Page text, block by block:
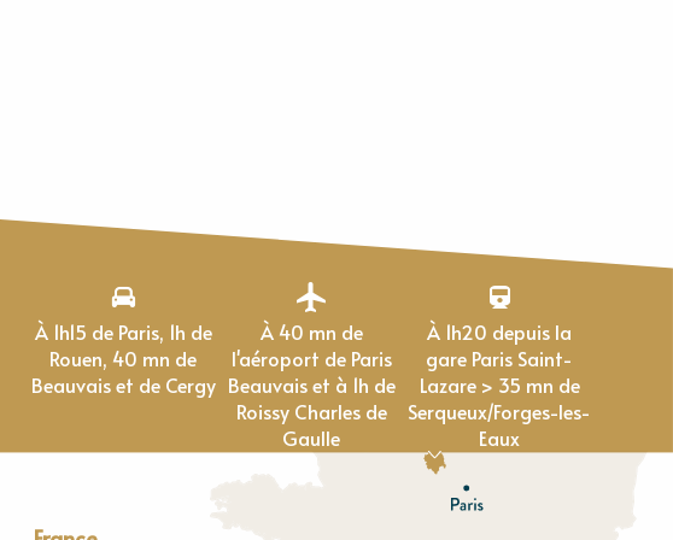
À 1h15 de Paris, 1h de
Rouen, 40 mn de
Beauvais et de Cergy
À 40 mn de
l'aéroport de Paris
Beauvais et à 1h de
Roissy Charles de
Gaulle
À 1h20 depuis la
gare Paris Saint-
Lazare > 35 mn de
Serqueux/Forges-les-
Eaux